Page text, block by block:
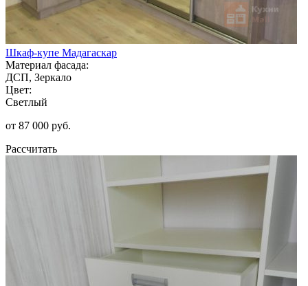
Шкаф-купе Мадагаскар
Материал фасада:
ДСП, Зеркало
Цвет:
Светлый
от 87 000 руб.
Рассчитать